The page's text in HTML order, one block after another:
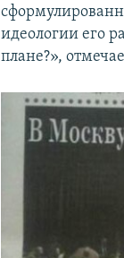
идеологии его
плане?»,